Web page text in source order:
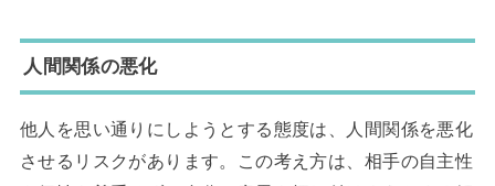
人間関係の悪化
他人を思い通りにしようとする態度は、人間関係を悪化
させるリスクがあります。この考え方は、相手の自主性